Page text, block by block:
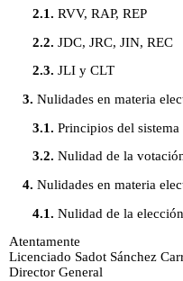
2.1. RVV, RAP, REP
2.2. JDC, JRC, JIN, REC
2.3. JLI y CLT
3. Nulidades en materia
3.1. Principios del
3.2. Nulidad de la
4. Nulidades en materia
4.1. Nulidad de la elección
Atentamente
Licenciado Sadot Sánchez
Director General